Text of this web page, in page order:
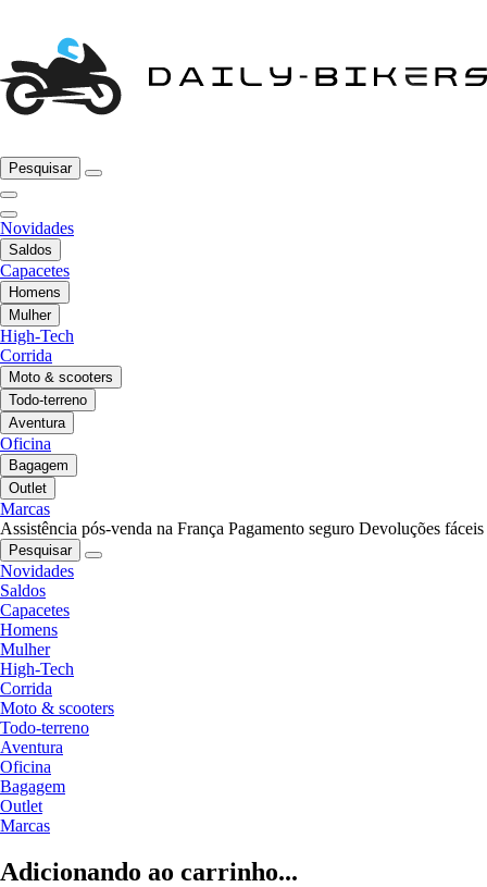
Pesquisar
Novidades
Saldos
Capacetes
Homens
Mulher
High-Tech
Corrida
Moto & scooters
Todo-terreno
Aventura
Oficina
Bagagem
Outlet
Marcas
Assistência pós-venda na França Pagamento seguro Devoluções fáceis
Pesquisar
Novidades
Saldos
Capacetes
Homens
Mulher
High-Tech
Corrida
Moto & scooters
Todo-terreno
Aventura
Oficina
Bagagem
Outlet
Marcas
Adicionando ao carrinho...